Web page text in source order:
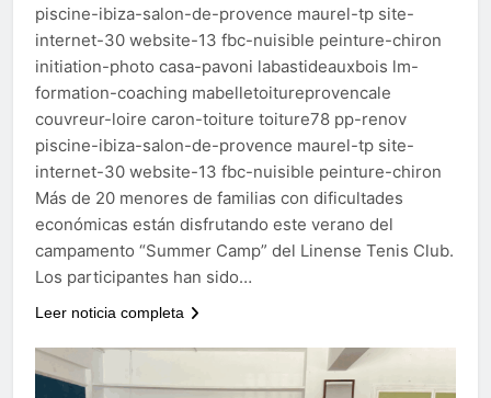
piscine-ibiza-salon-de-provence maurel-tp site-
internet-30 website-13 fbc-nuisible peinture-chiron
initiation-photo casa-pavoni labastideauxbois lm-
formation-coaching mabelletoitureprovencale
couvreur-loire caron-toiture toiture78 pp-renov
piscine-ibiza-salon-de-provence maurel-tp site-
internet-30 website-13 fbc-nuisible peinture-chiron
Más de 20 menores de familias con dificultades
económicas están disfrutando este verano del
campamento “Summer Camp” del Linense Tenis Club.
Los participantes han sido…
Leer noticia completa